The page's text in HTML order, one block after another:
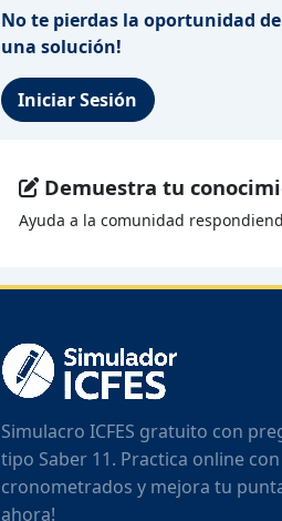
No te pierdas la oportunidad
una solución!
Iniciar Sesión
Demuestra tu
Ayuda a la comunidad
Simulacro ICFES gratuito con
tipo Saber 11. Practica online
cronometrados y mejora tu
ahora!